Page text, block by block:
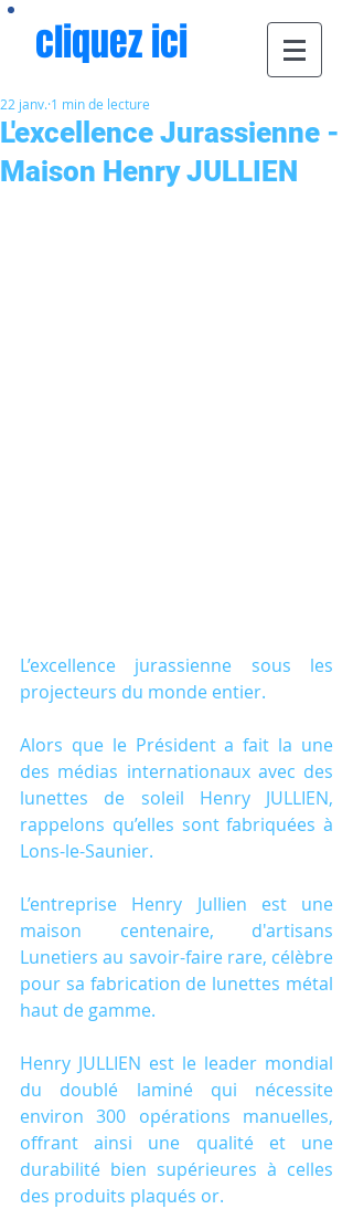
cliquez ici
L'excellence Jurassienne -
Maison Henry JULLIEN
22 janv. 1 min de lecture
L’excellence jurassienne sous les
projecteurs du monde entier.
Alors que le Président a fait la une
des médias internationaux avec des
lunettes de soleil Henry JULLIEN,
rappelons qu’elles sont fabriquées à
Lons-le-Saunier.
L’entreprise Henry Jullien est une
maison centenaire, d'artisans
Lunetiers au savoir-faire rare, célèbre
pour sa fabrication de lunettes métal
haut de gamme.
Henry JULLIEN est le leader mondial
du doublé laminé qui nécessite
environ 300 opérations manuelles,
offrant ainsi une qualité et une
durabilité bien supérieures à celles
des produits plaqués or.